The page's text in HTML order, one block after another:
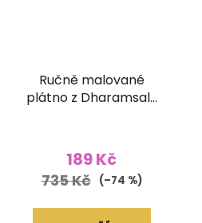
Ručně malované
plátno z Dharamsaly
189 Kč
735 Kč (–74 %)